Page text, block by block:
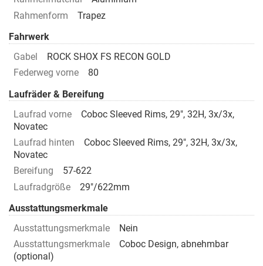
Rahmenform
Trapez
Fahrwerk
Gabel
ROCK SHOX FS RECON GOLD
Federweg vorne
80
Laufräder & Bereifung
Laufrad vorne
Coboc Sleeved Rims, 29", 32H, 3x/3x,
Novatec
Laufrad hinten
Coboc Sleeved Rims, 29", 32H, 3x/3x,
Novatec
Bereifung
57-622
Laufradgröße
29"/622mm
Ausstattungsmerkmale
Ausstattungsmerkmale
Nein
Ausstattungsmerkmale
Coboc Design, abnehmbar
(optional)